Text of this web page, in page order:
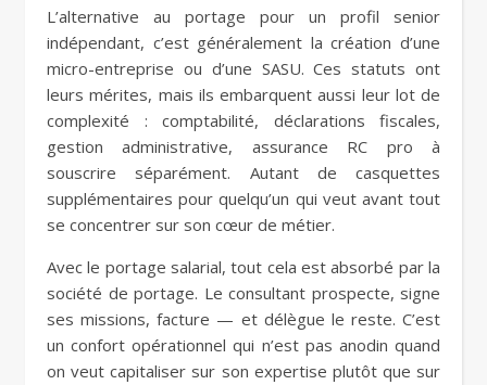
L’alternative au portage pour un profil senior
indépendant, c’est généralement la création d’une
micro-entreprise ou d’une SASU. Ces statuts ont
leurs mérites, mais ils embarquent aussi leur lot de
complexité : comptabilité, déclarations fiscales,
gestion administrative, assurance RC pro à
souscrire séparément. Autant de casquettes
supplémentaires pour quelqu’un qui veut avant tout
se concentrer sur son cœur de métier.
Avec le portage salarial, tout cela est absorbé par la
société de portage. Le consultant prospecte, signe
ses missions, facture — et délègue le reste. C’est
un confort opérationnel qui n’est pas anodin quand
on veut capitaliser sur son expertise plutôt que sur